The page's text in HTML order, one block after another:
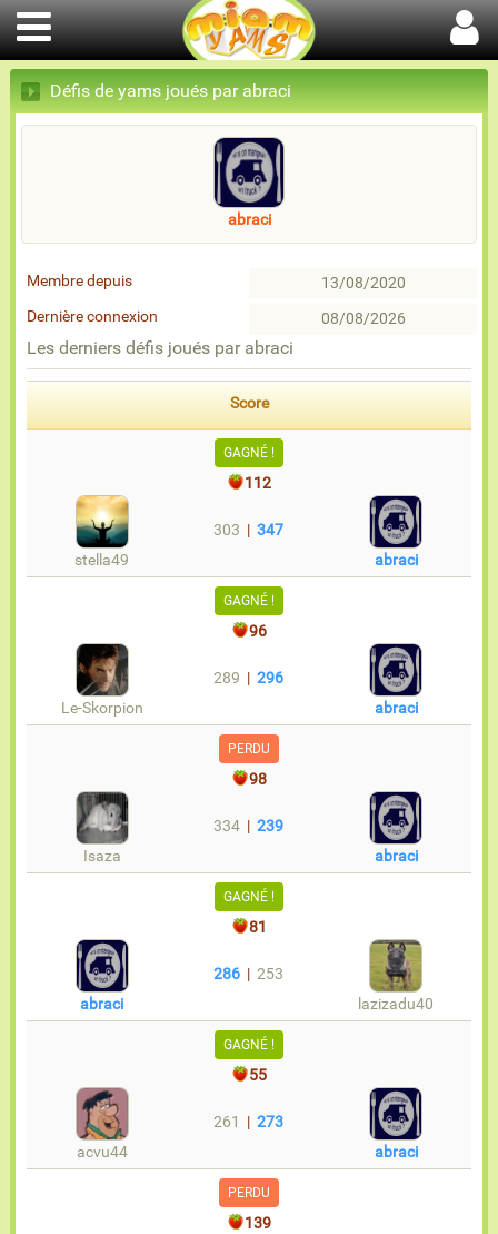
Défis de yams joués par abraci
abraci
Membre depuis
13/08/2020
Dernière connexion
08/08/2026
Les derniers défis joués par abraci
Score
GAGNÉ !
112
stella49
303 |347
abraci
GAGNÉ !
96
Le-Skorpion
289 |296
abraci
PERDU
98
Isaza
334 |239
abraci
GAGNÉ !
81
abraci
286 |253
lazizadu40
GAGNÉ !
55
acvu44
261 |273
abraci
PERDU
139